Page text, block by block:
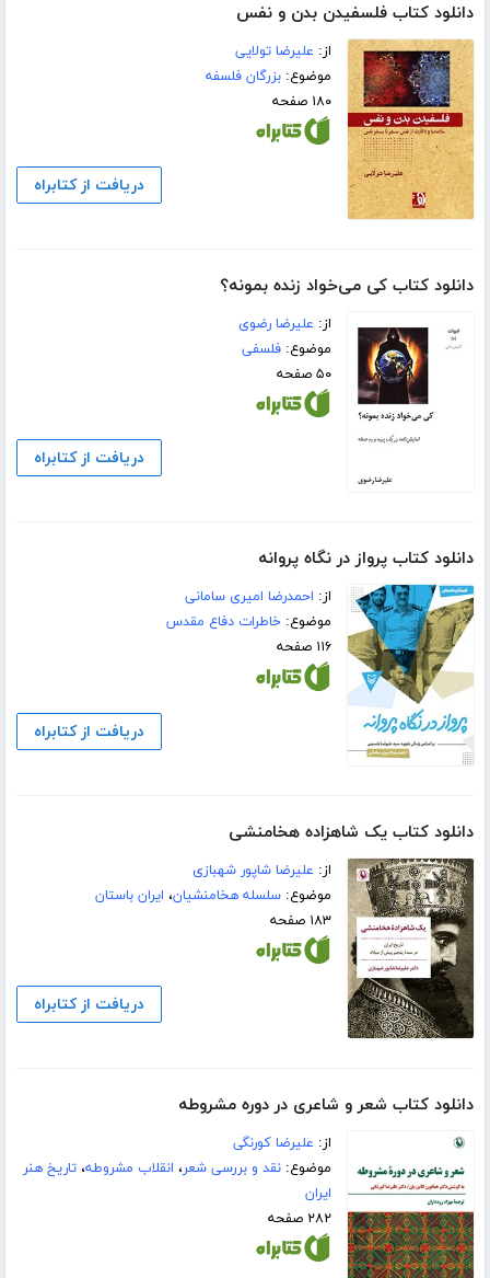
دانلود کتاب فلسفیدن بدن و نفس
از: علیرضا تولایی
موضوع:بزرگان فلسفه
۱۸۰ صفحه
دریافت از کتابراه
دانلود کتاب کی می‌خواد زنده بمونه؟
از: علیرضا رضوی
موضوع:فلسفی
۵۰ صفحه
دریافت از کتابراه
دانلود کتاب پرواز در نگاه پروانه
از: احمدرضا امیری سامانی
موضوع:خاطرات دفاع مقدس
۱۱۶ صفحه
دریافت از کتابراه
دانلود کتاب یک شاهزاده هخامنشی
از: علیرضا شاپور شهبازی
موضوع:سلسله هخامنشیان، ایران باستان
۱۸۳ صفحه
دریافت از کتابراه
دانلود کتاب شعر و شاعری در دوره مشروطه
از: علیرضا کورنگی
موضوع:نقد و بررسی شعر، انقلاب مشروطه،تاریخ هنر
ایران
۲۸۲ صفحه